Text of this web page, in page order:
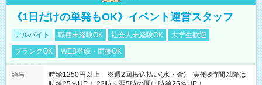
《1日だけの単発もOK》イベント運営スタッフ
アルバイト 職種未経験OK 社会人未経験OK
大学生歓迎
ブランクOK
WEB登録・面接OK
給与
時給1250円以上 ※週2回振込払い(水・金) 実働8時間以降は